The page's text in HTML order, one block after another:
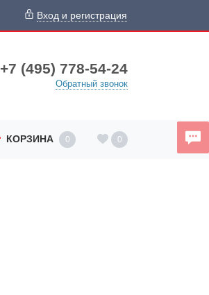
Вход и регистрация
+7 (495) 778-54-24
Обратный звонок
КОРЗИНА 0 0